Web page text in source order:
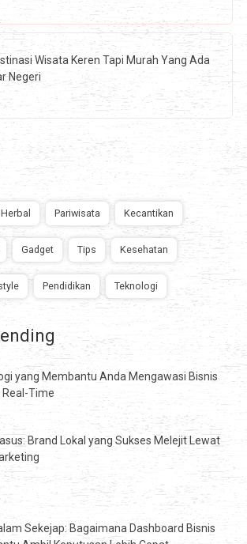
Wisata Keren Tapi Murah Yang Ada
Negeri
Pariwisata Kecantikan
Gadget Tips Kesehatan
Pendidikan Teknologi
yang Membantu Anda Mengawasi Bisnis
Time
Brand Lokal yang Sukses Melejit Lewat
Sekejap: Bagaimana Dashboard Bisnis